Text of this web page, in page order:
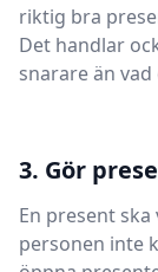
riktig bra
Det handlar
snarare än vad
3. Gör
En present
personen inte